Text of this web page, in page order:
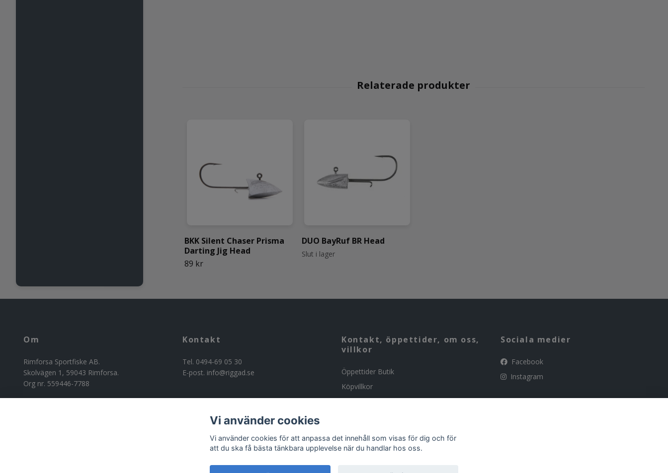
BKK Silent Chaser Prisma
Darting Jig Head
89 kr
DUO BayRuf BR Head
Slut i lager
Om
Rimforsa Sportfiske AB.
Skolvägen 1, 59043 Rimforsa.
Org nr. 559446-7788
Kontakt
Tel. 0494-69 05 30
E-post. info@riggad.se
Kontakt, öppettider, om oss,
villkor
Öppettider Butik
Köpvillkor
Sociala medier
Facebook
Instagram
Vi använder cookies
Vi använder cookies för att anpassa det innehåll som visas för dig och för
att du ska få bästa tänkbara upplevelse när du handlar hos oss.